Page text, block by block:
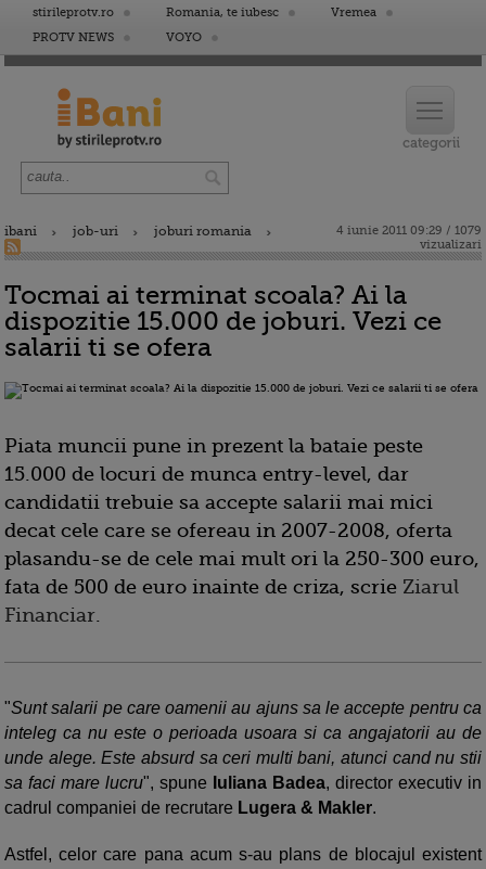
stirileprotv.ro Romania, te iubesc
Vremea
PROTV NEWS
VOYO
ibani job-uri joburi romania
4 iunie 2011 09:29 / 1079
vizualizari
Tocmai ai terminat scoala? Ai la
dispozitie 15.000 de joburi. Vezi ce
salarii ti se ofera
Piata muncii pune in prezent la bataie peste
15.000 de locuri de munca entry-level, dar
candidatii trebuie sa accepte salarii mai mici
decat cele care se ofereau in 2007-2008, oferta
plasandu-se de cele mai mult ori la 250-300 euro,
fata de 500 de euro inainte de criza, scrie Ziarul
Financiar.
"Sunt salarii pe care oamenii au ajuns sa le accepte pentru ca
inteleg ca nu este o perioada usoara si ca angajatorii au de
unde alege. Este absurd sa ceri multi bani, atunci cand nu stii
sa faci mare lucru", spune Iuliana Badea, director executiv in
cadrul companiei de recrutare Lugera & Makler.
Astfel, celor care pana acum s-au plans de blocajul existent